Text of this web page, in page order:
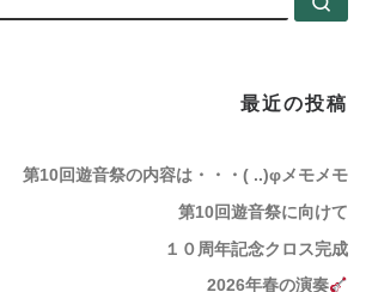
最近の投稿
第10回遊音祭の内容は・・・( ..)φメモメモ
第10回遊音祭に向けて
１０周年記念クロス完成
2026年春の演奏